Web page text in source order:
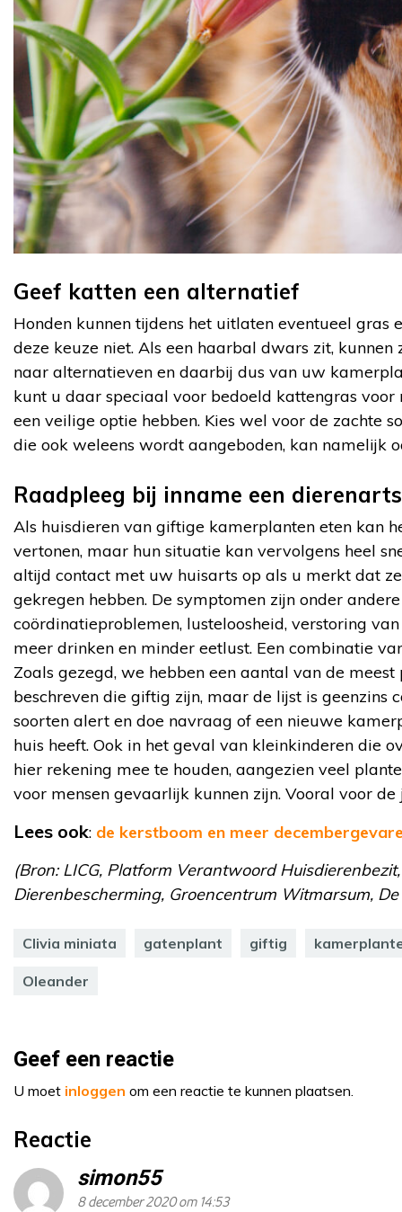
Geef katten een alternatief
Honden kunnen tijdens het uitlaten eventueel gras
deze keuze niet. Als een haarbal dwars zit,
naar alternatieven en daarbij dus van uw
kunt u daar speciaal voor bedoeld kattengras voor
een veilige optie hebben. Kies wel voor de zachte
die ook weleens wordt aangeboden, kan namelijk
Raadpleeg bij inname een dierenarts
Als huisdieren van giftige kamerplanten eten kan
vertonen, maar hun situatie kan vervolgens heel
altijd contact met uw huisarts op als u merkt dat
gekregen hebben. De symptomen zijn onder
coördinatieproblemen, lusteloosheid, verstoring
meer drinken en minder eetlust. Een combinatie
Zoals gezegd, we hebben een aantal van de
beschreven die giftig zijn, maar de lijst is geenzins
soorten alert en doe navraag of een nieuwe
huis heeft. Ook in het geval van kleinkinderen die
hier rekening mee te houden, aangezien veel
voor mensen gevaarlijk kunnen zijn. Vooral voor de
Lees ook: de kerstboom en meer
(Bron: LICG, Platform Verantwoord
Dierenbescherming, Groencentrum Witmarsum,
Clivia miniata gatenplant giftig
Oleander
Geef een reactie
U moet inloggen om een reactie te kunnen plaatsen.
Reactie
simon55
8 december 2020 om 14:53